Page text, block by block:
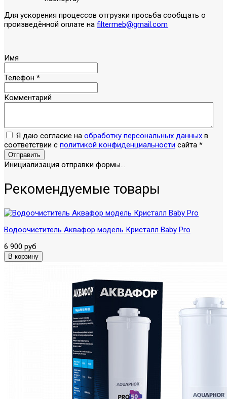
Для ускорения процессов отгрузки просьба сообщать о
произведённой оплате на filtermeb@gmail.com
Имя
Телефон *
Комментарий
Я даю согласие на обработку персональных данных в
соответствии с политикой конфиденциальности сайта *
Отправить
Инициализация отправки формы...
Рекомендуемые товары
Водоочиститель Аквафор модель Кристалл Baby Pro
6 900 руб